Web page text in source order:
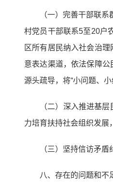
（一）完善干部联
村党员干部联系5至20户
区所有居民纳入社会治
意表达渠道，依法保障
源头疏导，将“小问题、
（二）深入推进基
力培育扶持社会组织发展
（三）坚持信访矛
八、存在的问题和不